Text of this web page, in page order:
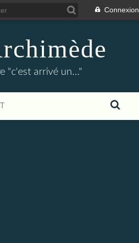
Connexion
"c'est arrivé un..."